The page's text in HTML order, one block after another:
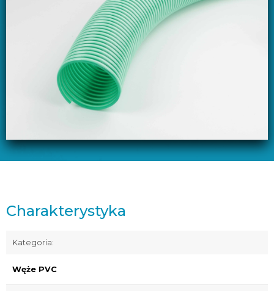
Charakterystyka
Kategoria:
Węże PVC